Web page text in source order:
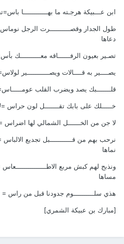
ابن عـــبيكة هرجـته ما بهــــــــــــا
طول الجدار وقصــــــــــرت الرجل نوماس
دعاها
تصـير بعيون الرفــــــاقه معــــــــــك
يصــــير به قــــالات ويصـــــــــــير
قلـــــــبك يصد ويضرب القلب
خـــــلك على بابك تقـــــــل لون حراس
لا جن من الخــــــل الشمالي لها اضراس
نرحب بهم من قـــــــــــبل تجديع الالباس
نماها
ونذبح لهم كبش مربع
مساها
هذي سلــــــــــوم جدودنا قبل من راس =
[مبارك بن عبيكة الشمري]